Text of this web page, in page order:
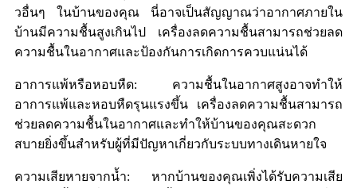
วอื่นๆ ในบ้านของคุณ นี่อาจเป็นสัญญาณว่าอากาศภายใน
บ้านมีความชื้นสูงเกินไป เครื่องลดความชื้นสามารถช่วยลด
ความชื้นในอากาศและป้องกันการเกิดการควบแน่นได้
อาการแพ้หรือหอบหืด: ความชื้นในอากาศสูงอาจทำให้
อาการแพ้และหอบหืดรุนแรงขึ้น เครื่องลดความชื้นสามารถ
ช่วยลดความชื้นในอากาศและทำให้บ้านของคุณสะดวก
สบายยิ่งขึ้นสำหรับผู้ที่มีปัญหาเกี่ยวกับระบบทางเดินหายใจ
ความเสียหายจากน้ำ: หากบ้านของคุณเพิ่งได้รับความเสีย